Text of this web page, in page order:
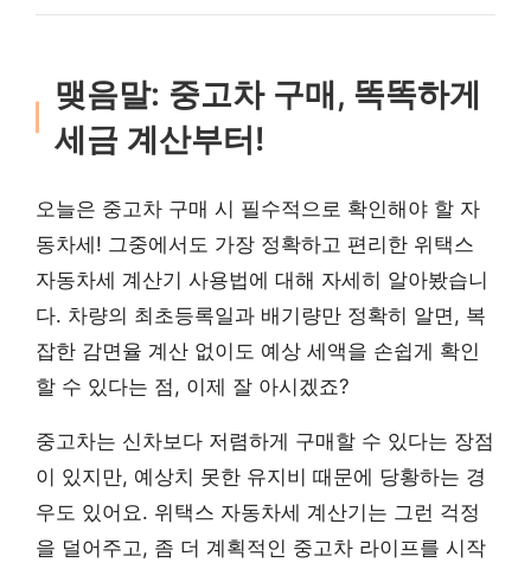
맺음말: 중고차 구매, 똑똑하게
세금 계산부터!
오늘은 중고차 구매 시 필수적으로 확인해야 할 자
동차세! 그중에서도 가장 정확하고 편리한 위택스
자동차세 계산기 사용법에 대해 자세히 알아봤습니
다. 차량의 최초등록일과 배기량만 정확히 알면, 복
잡한 감면율 계산 없이도 예상 세액을 손쉽게 확인
할 수 있다는 점, 이제 잘 아시겠죠?
중고차는 신차보다 저렴하게 구매할 수 있다는 장점
이 있지만, 예상치 못한 유지비 때문에 당황하는 경
우도 있어요. 위택스 자동차세 계산기는 그런 걱정
을 덜어주고, 좀 더 계획적인 중고차 라이프를 시작